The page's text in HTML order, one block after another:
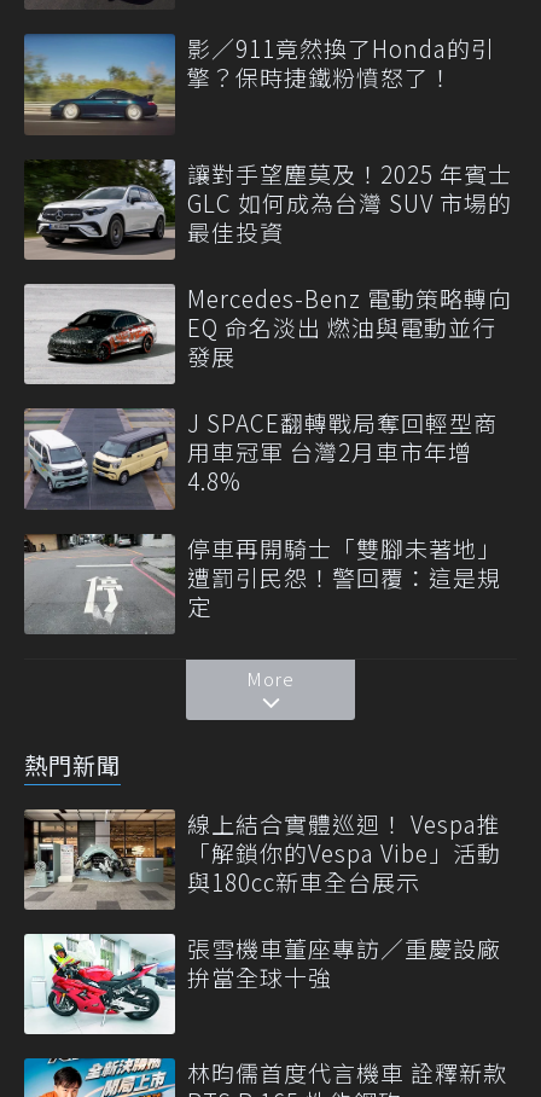
影／911竟然換了Honda的引
擎？保時捷鐵粉憤怒了！
讓對手望塵莫及！2025 年賓士
GLC 如何成為台灣 SUV 市場的
最佳投資
Mercedes-Benz 電動策略轉向
EQ 命名淡出 燃油與電動並行
發展
J SPACE翻轉戰局奪回輕型商
用車冠軍 台灣2月車市年增
4.8%
停車再開騎士「雙腳未著地」
遭罰引民怨！警回覆：這是規
定
More
熱門新聞
線上結合實體巡迴！ Vespa推
「解鎖你的Vespa Vibe」活動
與180cc新車全台展示
張雪機車董座專訪／重慶設廠
拚當全球十強
林昀儒首度代言機車 詮釋新款